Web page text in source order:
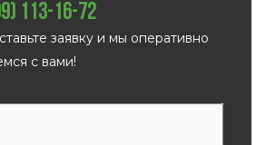
113-16-72
заявку и мы оперативно
с вами!